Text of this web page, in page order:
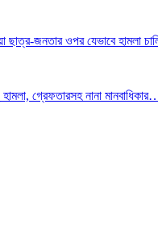
ছাত্র-জনতার ওপর যেভাবে হামলা
গ্রেফতারসহ নানা